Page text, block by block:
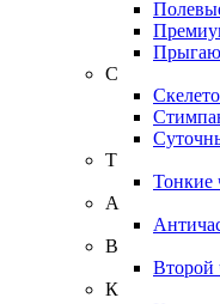
С
Т
Тонкие
А
В
Второй
К